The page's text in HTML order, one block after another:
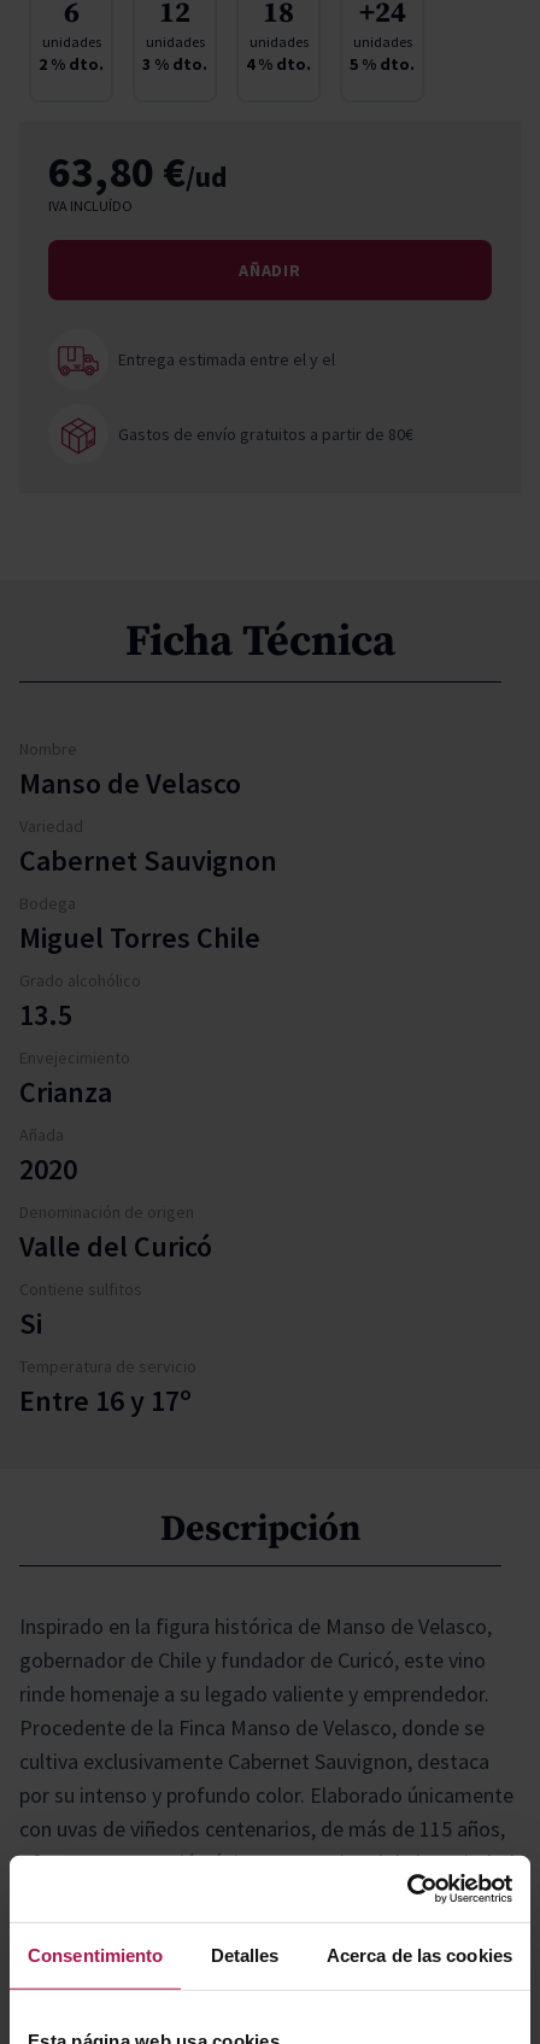
Consentimiento Detalles Acerca de las cookies
6
unidades
2 % dto.
12
unidades
3 % dto.
18
unidades
4% dto.
+24
unidades
5 % dto.
63,80 €/ud
IVA INCLUÍDO
AÑADIR
Entrega estimada entre ely el
Gastos de envío gratuitos a partir de 80€
Ficha Técnica
Nombre
Manso de Velasco
Variedad
Cabernet Sauvignon
Bodega
Miguel Torres Chile
Grado alcohólico
13.5
Envejecimiento
Crianza
Añada
2020
Denominación de origen
Valle del Curicó
Contiene sulfitos
Si
Temperatura de servicio
Entre 16 y 17º
Descripción
Inspirado en la figura histórica de Manso de Velasco,
gobernador de Chile y fundador de Curicó, este vino
rinde homenaje a su legado valiente y emprendedor.
Procedente de la Finca Manso de Velasco, donde se
cultiva exclusivamente Cabernet Sauvignon, destaca
por su intenso y profundo color. Elaborado únicamente
con uvas de viñedos centenarios, de más de 115 años,
ofrece una expresión única y excepcional de la variedad,
reflejando la riqueza y tradición de su origen.
Gastronomía